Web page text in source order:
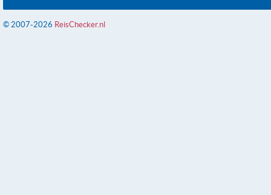
© 2007-2026 ReisChecker.nl